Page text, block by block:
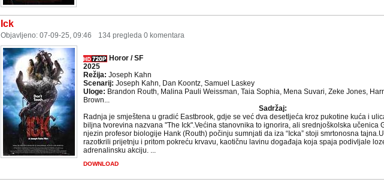
Ick
Objavljeno: 07-09-25, 09:46 134 pregleda 0 komentara
Horor / SF
2025
Režija: Joseph Kahn
Scenarij: Joseph Kahn, Dan Koontz, Samuel Laskey
Uloge: Brandon Routh, Malina Pauli Weissman, Taia Sophia, Mena Suvari, Zeke Jones,
Brown...
Sadržaj:
Radnja je smještena u gradić Eastbrook, gdje se već dva desetljeća kroz pukotine kuća i
biljna tvorevina nazvana "The Ick".Većina stanovnika to ignorira, ali srednjoškolska učenica
njezin profesor biologije Hank (Routh) počinju sumnjati da iza “Icka” stoji smrtonosna
razotkrili prijetnju i pritom pokreću krvavu, kaotičnu lavinu događaja koja spaja podivljale
adrenalinsku akciju. ...
DOWNLOAD